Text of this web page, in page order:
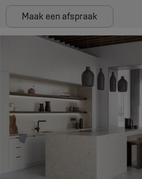
Maak een afspraak